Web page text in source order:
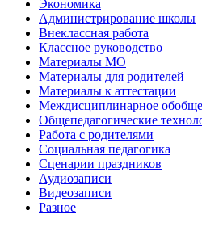
Экономика
Администрирование школы
Внеклассная работа
Классное руководство
Материалы МО
Материалы для родителей
Материалы к аттестации
Междисциплинарное
Общепедагогические
Работа с родителями
Социальная педагогика
Сценарии праздников
Аудиозаписи
Видеозаписи
Разное